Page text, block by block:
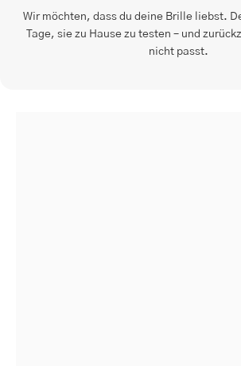
Wir möchten, dass du deine Brille liebst.
Tage, sie zu Hause zu testen – und
nicht passt.